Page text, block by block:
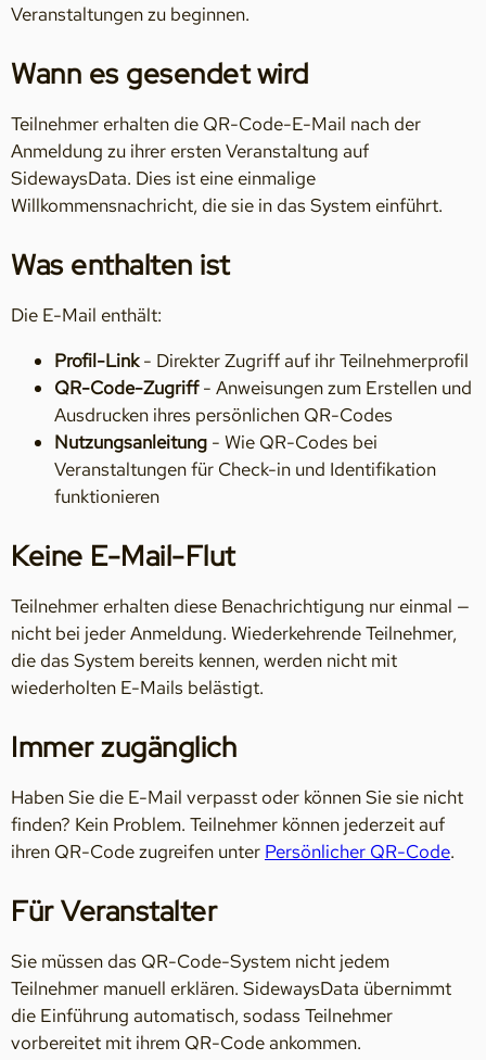
Veranstaltungen zu beginnen.
Wann es gesendet wird
Teilnehmer erhalten die QR-Code-E-Mail nach der
Anmeldung zu ihrer ersten Veranstaltung auf
SidewaysData. Dies ist eine einmalige
Willkommensnachricht, die sie in das System einführt.
Was enthalten ist
Die E-Mail enthält:
Profil-Link- Direkter Zugriff auf ihr Teilnehmerprofil
QR-Code-Zugriff- Anweisungen zum Erstellen und
Ausdrucken ihres persönlichen QR-Codes
Nutzungsanleitung - Wie QR-Codes bei
Veranstaltungen für Check-in und Identifikation
funktionieren
Keine E-Mail-Flut
Teilnehmer erhalten diese Benachrichtigung nur einmal —
nicht bei jeder Anmeldung. Wiederkehrende Teilnehmer,
die das System bereits kennen, werden nicht mit
wiederholten E-Mails belästigt.
Immer zugänglich
Haben Sie die E-Mail verpasst oder können Sie sie nicht
finden? Kein Problem. Teilnehmer können jederzeit auf
ihren QR-Code zugreifen unter Persönlicher QR-Code.
Für Veranstalter
Sie müssen das QR-Code-System nicht jedem
Teilnehmer manuell erklären. SidewaysData übernimmt
die Einführung automatisch, sodass Teilnehmer
vorbereitet mit ihrem QR-Code ankommen.